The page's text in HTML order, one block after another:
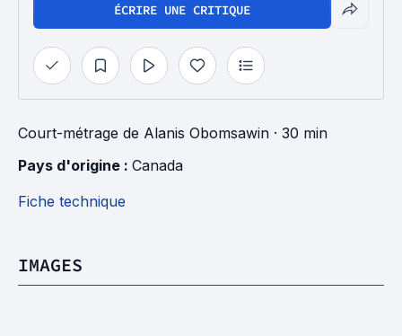
ÉCRIRE UNE CRITIQUE
Court-métrage de Alanis Obomsawin · 30 min
Pays d'origine : Canada
Fiche technique
IMAGES